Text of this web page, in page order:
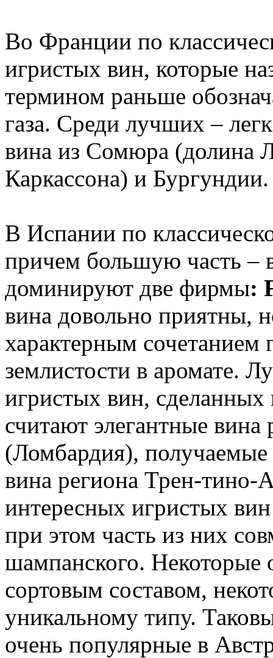
Во Франции по
игристых вин, которые
термином раньше
газа. Среди лучших –
вина из Сомюра (долина
Каркассона) и Бургундии.
В Испании по
причем большую часть –
доминируют две фирмы:
вина довольно приятны,
характерным сочетанием
землистости в аромате.
игристых вин, сделанных
считают элегантные
(Ломбардия),
вина региона Трен-
интересных игристых
при этом часть из них
шампанского.
сортовым составом,
уникальному типу.
очень популярные в